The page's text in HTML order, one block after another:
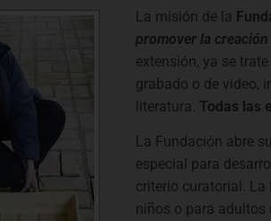
La misión de la
promover la
extensión, ya se
grabado o de video,
literatura. Todas las
La Fundación abre
especial para
criterio curatorial. La
niños o para adultos